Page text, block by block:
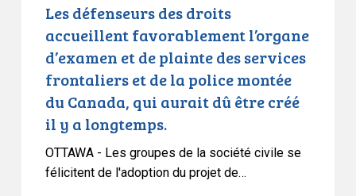
services
frontaliers
police
montée
Les défenseurs des droits
accueillent favorablement l’organe
d’examen et de plainte des services
frontaliers et de la police montée
du Canada, qui aurait dû être créé
il y a longtemps.
OTTAWA - Les groupes de la société civile se
félicitent de l'adoption du projet de…